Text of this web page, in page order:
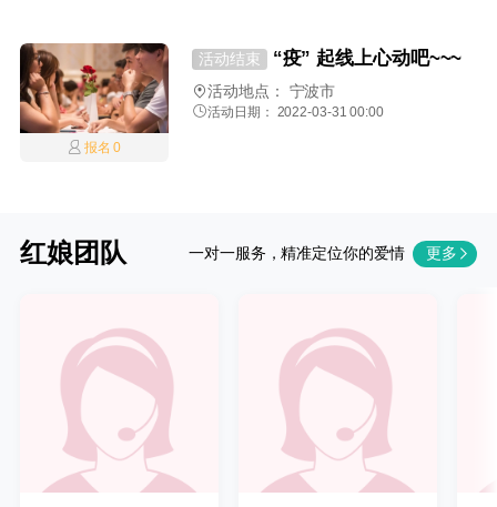
报名 0
活动结束 “疫” 起线上心动吧~~~
活动地点： 宁波市
活动日期： 2022-03-31 00:00
红娘团队 一对一服务，精准定位你的爱情 更多